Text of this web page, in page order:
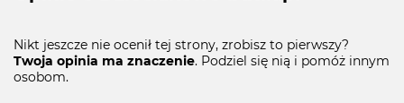
Nikt jeszcze nie ocenił tej strony, zrobisz to pierwszy?
Twoja opinia ma znaczenie. Podziel się nią i pomóż innym
osobom.